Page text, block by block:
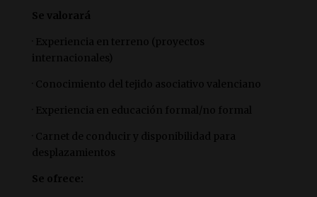
Se valorará
· Experiencia en terreno (proyectos
internacionales)
· Conocimiento del tejido asociativo valenciano
· Experiencia en educación formal/no formal
· Carnet de conducir y disponibilidad para
desplazamientos
Se ofrece: